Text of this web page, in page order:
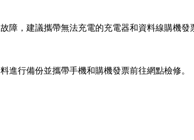
障，建議攜帶無法充電的充電器和資料線購機發
進行備份並攜帶手機和購機發票前往網點檢修。